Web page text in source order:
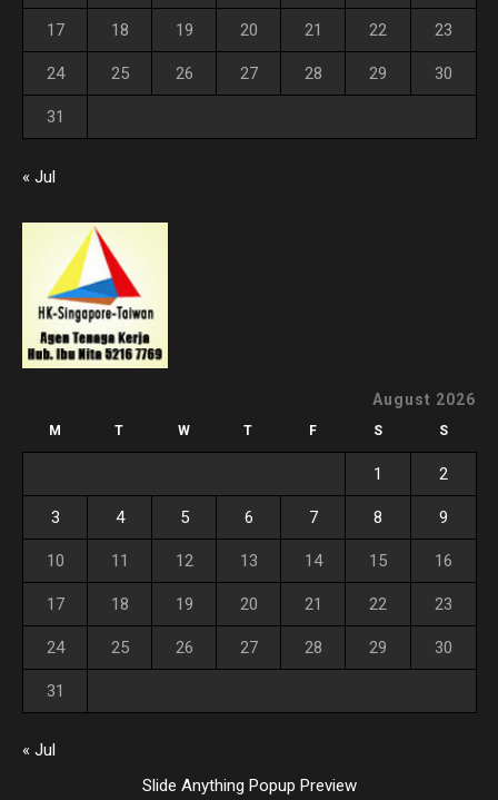
17 18 19 20 21 22 23
24 25 26 27 28 29 30
31
« Jul
August 2026
M T W T F S S
1 2
3 4 5 6 7 8 9
10 11 12 13 14 15 16
17 18 19 20 21 22 23
24 25 26 27 28 29 30
31
« Jul
Slide Anything Popup Preview